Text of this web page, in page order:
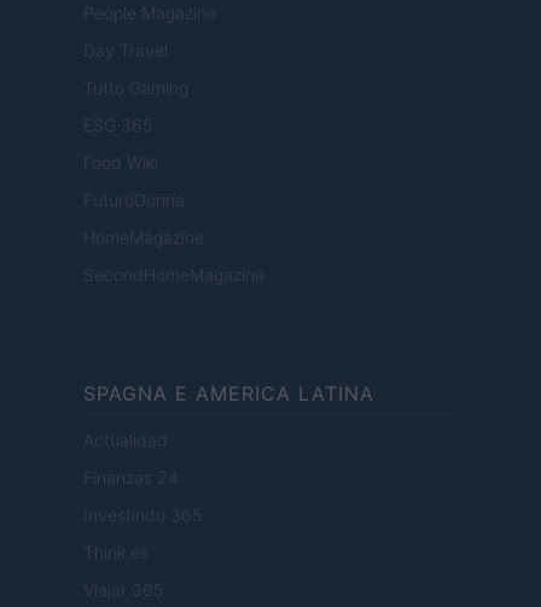
People Magazine
Day Travel
Tutto Gaming
ESG 365
Food Wiki
FuturoDonna
HomeMagazine
SecondHomeMagazine
SPAGNA E AMERICA LATINA
Actualidad
Finanzas 24
Investindo 365
Think.es
Viajar 365